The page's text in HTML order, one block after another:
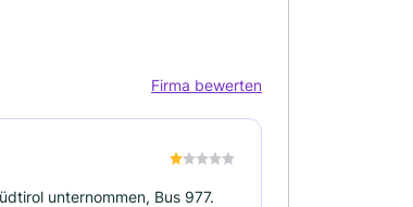
Firma bewerten
unternommen, Bus 977.